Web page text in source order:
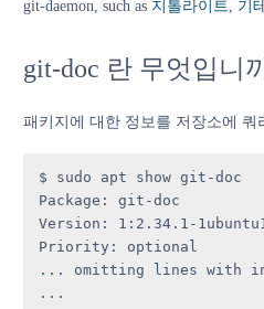
git-daemon, such as 지톨라이트 기
git-doc 란 무엇입니
패키지에 대한 정보를 저장소에 쿼
$ sudo apt show git-doc
Package: git-doc
Version: 1:2.34.1-
Priority: optional
... omitting lines with
...